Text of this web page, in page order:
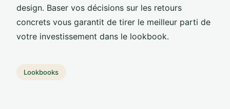
design. Baser vos décisions sur les retours
concrets vous garantit de tirer le meilleur parti de
votre investissement dans le lookbook.
Lookbooks